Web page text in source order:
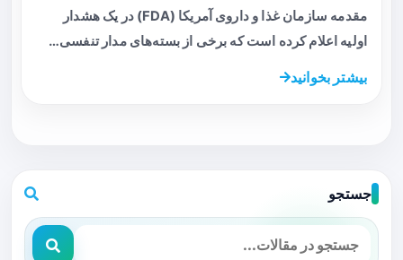
مقدمه سازمان غذا و داروی آمریکا (FDA) در یک هشدار
اولیه اعلام کرده است که برخی از بسته‌های مدار تنفسی…
بیشتر بخوانید
جستجو